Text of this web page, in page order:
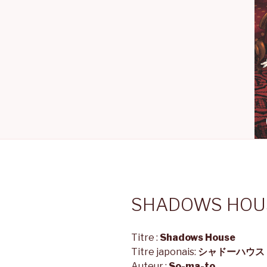
SHADOWS
Titre : Shadows House
Titre japonais: シャドーハウス